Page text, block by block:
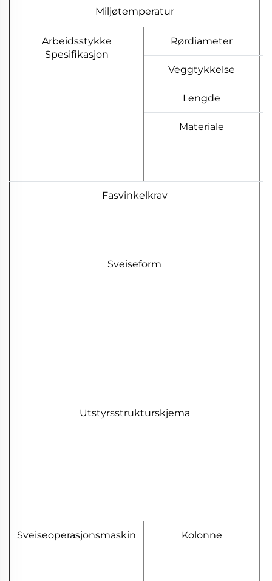
Miljøtemperatur
Arbeidsstykke
Spesifikasjon
Rørdiameter
Veggtykkelse
Lengde
Materiale
Fasvinkelkrav
Sveiseform
Utstyrsstrukturskjema
Sveiseoperasjonsmaskin Kolonne